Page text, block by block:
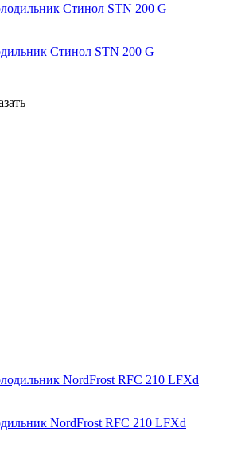
Стинол STN 200 G
NordFrost RFC 210 LFXd